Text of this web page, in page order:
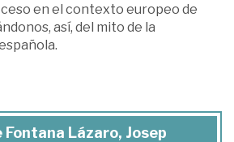
en el contexto europeo de
así, del mito de la
Lázaro, Josep